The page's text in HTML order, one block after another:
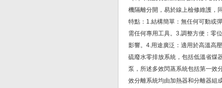
機隔離分開，易於線上檢修維護，
特點：1.結構簡單：無任何可動或
需任何專用工具。3.調整方便：零
影響。4.用途廣泛：適用於高溫高
硫廢水零排放系統，包括低溫省煤
泵，所述多效閃蒸系統包括第一效
效分離系統均由加熱器和分離器組